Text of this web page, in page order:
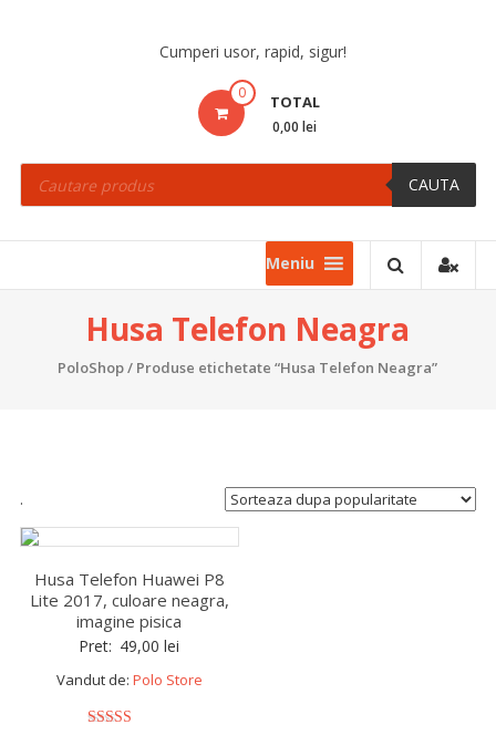
Cumperi usor, rapid, sigur!
0 TOTAL
0,00 lei
Products
search CAUTA
Meniu
Husa Telefon Neagra
PoloShop/ Produse etichetate “Husa Telefon Neagra”
.
Husa Telefon Huawei P8
Lite 2017, culoare neagra,
imagine pisica
Pret: 49,00lei
Vandut de: Polo Store